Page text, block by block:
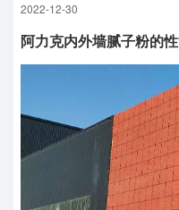
2022-12-30
阿力克内外墙腻子粉的